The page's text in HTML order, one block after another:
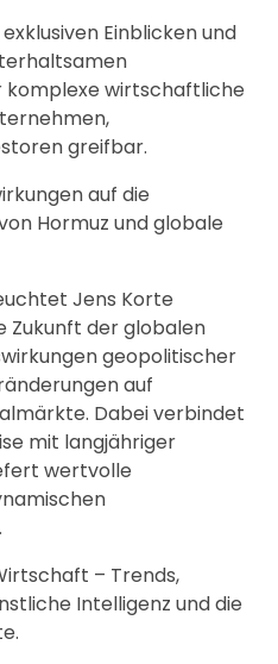
Einblicken und
wirtschaftliche
greifbar.
auf die
Hormuz und globale
Jens Korte
Zukunft der globalen
geopolitischer
auf
Dabei verbindet
mit langjähriger
wertvolle
– Trends,
Intelligenz und die